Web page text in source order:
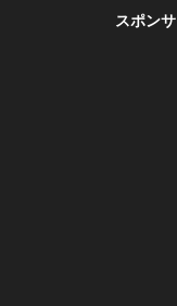
スポン